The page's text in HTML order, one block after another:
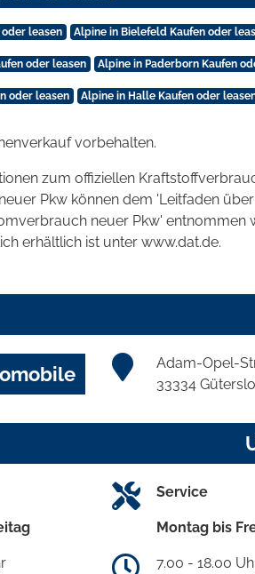
leasen Alpine in Bielefeld Kaufen oder
oder leasen Alpine in Paderborn Kaufen
oder leasen Alpine in Halle Kaufen oder
vorbehalten.
zum offiziellen
Pkw können dem 'Leitfaden
neuer Pkw'
erhältlich ist unter www.dat.de.
Adam-Opel-
33334
Service
Montag bis
7.00 - 18.00